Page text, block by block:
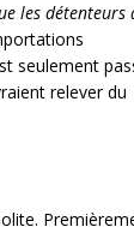
les détenteurs
seulement
relever du